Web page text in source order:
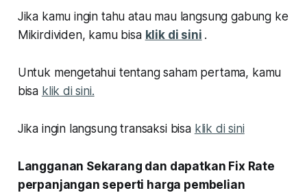
Jika kamu ingin tahu atau mau langsung gabung ke
Mikirdividen, kamu bisa klik di sini .
Untuk mengetahui tentang saham pertama, kamu
bisa klik di sini.
Jika ingin langsung transaksi bisa klik di sini
Langganan Sekarang dan dapatkan Fix Rate
perpanjangan seperti harga pembelian